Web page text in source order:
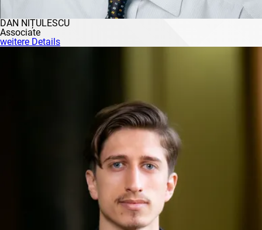
DAN NIȚULESCU
Associate
weitere Details